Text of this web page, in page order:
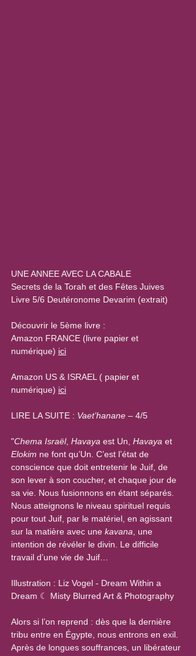
UNE ANNEE AVEC LA CABALE
Secrets de la Torah et des Fêtes Juives
Livre 5/6 Deutéronome Devarim (extrait)
Découvrir le 5ème livre :
Amazon FRANCE (livre papier et
numérique) ici
Amazon US & ISRAEL ( papier et
numérique) ici
LIRE LA SUITE : Vaet’hanane – 4/5
"Chema Israël, Havaya est Un, Havaya et
Elokim ne font qu’Un. C’est l’état de
conscience que doit entretenir le Juif, de
son lever à son coucher, et chaque jour de
sa vie. Nous fusionnons en étant séparés.
Nous atteignons le niveau spirituel requis
pour tout Juif, par le matériel, en agissant
sur la matière avec une kavana , une
intention de révéler le divin. Le difficile
travail d’une vie de Juif…
Illustration : Liz Vogel - Dream Within a
Dream ☾ Misty Blurred Art & Photography
Alors si l’on reprend : dès que la dernière
tribu entre en Égypte, nous entrons en exil.
Après de longues souffrances, un libérateur